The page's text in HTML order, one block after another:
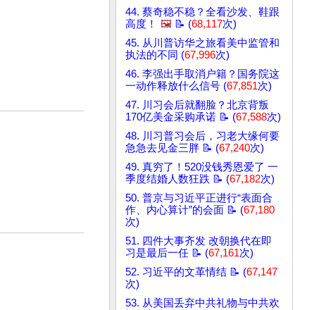
44. 蔡奇稳不稳？全看沙发、鞋跟
高度！
🖼️ 📝 (68,117次)
45. 从川普访华之旅看美中监管和
执法的不同 (67,996次)
46. 李强出手取消户籍？国务院这
一动作释放什么信号 (67,851次)
47. 川习会后就翻脸？北京背叛
170亿美金采购承诺 📝 (67,588次)
48. 川习普习会后，习老大缘何要
急急去见金三胖 📝 (67,240次)
49. 真穷了！520没钱秀恩爱了 一
季度结婚人数狂跌 📝 (67,182次)
50. 普京与习近平正进行“表面合
作、内心算计”的会面 📝 (67,180
次)
51. 四件大事齐发 改朝换代在即
习是最后一任 📝 (67,161次)
52. 习近平的文革情结 📝 (67,147
次)
53. 从美国丢弃中共礼物与中共欢